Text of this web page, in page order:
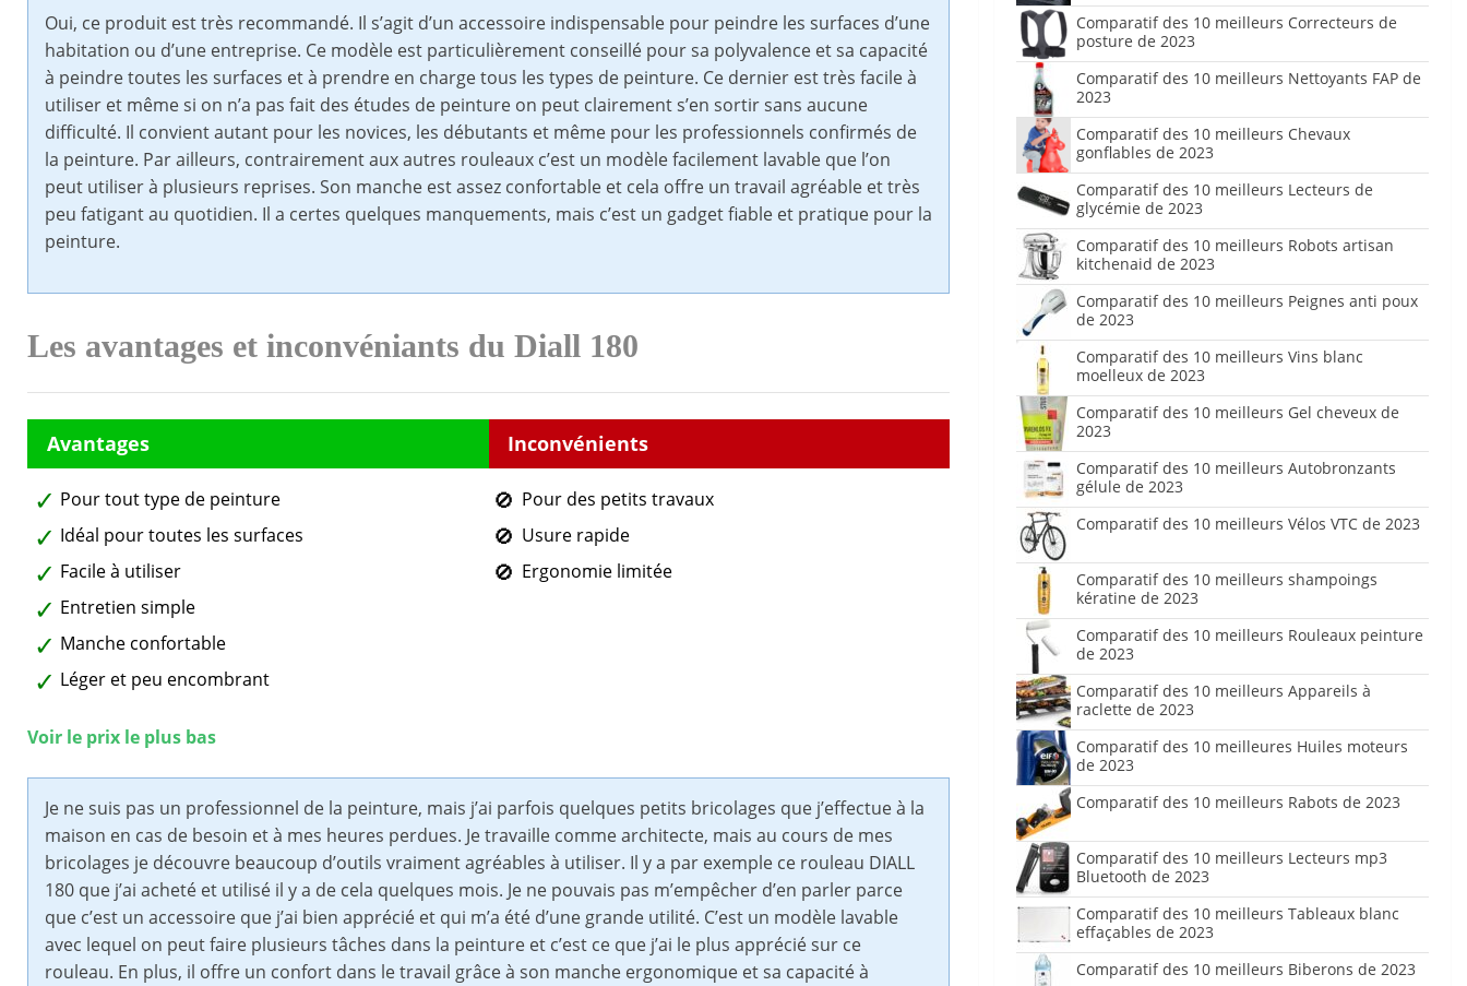
Oui, ce produit est très recommandé. Il s’agit d’un accessoire indispensable pour peindre les surfaces d’une
habitation ou d’une entreprise. Ce modèle est particulièrement conseillé pour sa polyvalence et sa capacité
à peindre toutes les surfaces et à prendre en charge tous les types de peinture. Ce dernier est très facile à
utiliser et même si on n’a pas fait des études de peinture on peut clairement s’en sortir sans aucune
difficulté. Il convient autant pour les novices, les débutants et même pour les professionnels confirmés de
la peinture. Par ailleurs, contrairement aux autres rouleaux c’est un modèle facilement lavable que l’on
peut utiliser à plusieurs reprises. Son manche est assez confortable et cela offre un travail agréable et très
peu fatigant au quotidien. Il a certes quelques manquements, mais c’est un gadget fiable et pratique pour la
peinture.
Les avantages et inconvéniants du Diall 180
Pour tout type de peinture
Idéal pour toutes les surfaces
Facile à utiliser
Entretien simple
Manche confortable
Léger et peu encombrant
Pour des petits travaux
Usure rapide
Ergonomie limitée
Voir le prix le plus bas
Je ne suis pas un professionnel de la peinture, mais j’ai parfois quelques petits bricolages que j’effectue à la
maison en cas de besoin et à mes heures perdues. Je travaille comme architecte, mais au cours de mes
bricolages je découvre beaucoup d’outils vraiment agréables à utiliser. Il y a par exemple ce rouleau DIALL
180 que j’ai acheté et utilisé il y a de cela quelques mois. Je ne pouvais pas m’empêcher d’en parler parce
que c’est un accessoire que j’ai bien apprécié et qui m’a été d’une grande utilité. C’est un modèle lavable
avec lequel on peut faire plusieurs tâches dans la peinture et c’est ce que j’ai le plus apprécié sur ce
rouleau. En plus, il offre un confort dans le travail grâce à son manche ergonomique et sa capacité à
Comparatif des 10 meilleurs Correcteurs de
posture de 2023
Comparatif des 10 meilleurs Nettoyants FAP de
2023
Comparatif des 10 meilleurs Chevaux
gonflables de 2023
Comparatif des 10 meilleurs Lecteurs de
glycémie de 2023
Comparatif des 10 meilleurs Robots artisan
kitchenaid de 2023
Comparatif des 10 meilleurs Peignes anti poux
de 2023
Comparatif des 10 meilleurs Vins blanc
moelleux de 2023
Comparatif des 10 meilleurs Gel cheveux de
2023
Comparatif des 10 meilleurs Autobronzants
gélule de 2023
Comparatif des 10 meilleurs Vélos VTC de 2023
Comparatif des 10 meilleurs shampoings
kératine de 2023
Comparatif des 10 meilleurs Rouleaux peinture
de 2023
Comparatif des 10 meilleurs Appareils à
raclette de 2023
Comparatif des 10 meilleures Huiles moteurs
de 2023
Comparatif des 10 meilleurs Rabots de 2023
Comparatif des 10 meilleurs Lecteurs mp3
Bluetooth de 2023
Comparatif des 10 meilleurs Tableaux blanc
effaçables de 2023
Comparatif des 10 meilleurs Biberons de 2023